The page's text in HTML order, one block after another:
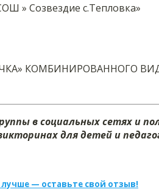
» Созвездие с.Тепловка»
КОМБИНИРОВАННОГО
в социальных сетях и
для детей и
— оставьте свой отзыв!